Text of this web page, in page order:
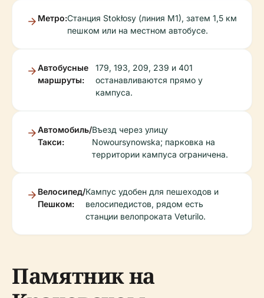
Метро:Станция Stokłosy (линия M1), затем 1,5 км
пешком или на местном автобусе.
Автобусные
маршруты:
179, 193, 209, 239 и 401
останавливаются прямо у
кампуса.
Автомобиль/
Такси:
Въезд через улицу
Nowoursynowska; парковка на
территории кампуса ограничена.
Велосипед/
Пешком:
Кампус удобен для пешеходов и
велосипедистов, рядом есть
станции велопроката Veturilo.
Памятник на